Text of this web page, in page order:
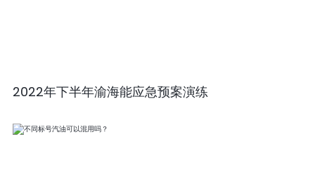
2022年下半年渝海能应急预案演练